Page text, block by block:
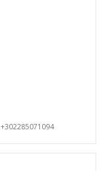
+302285071094